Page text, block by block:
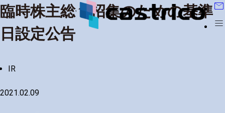
mail
menu
臨時株主総会招集のための基準
日設定公告
IR
2021.02.09